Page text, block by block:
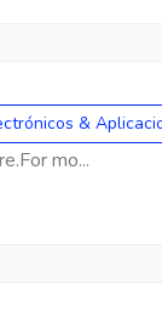
&
mo...